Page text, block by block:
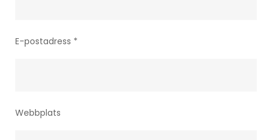
E-postadress *
Webbplats